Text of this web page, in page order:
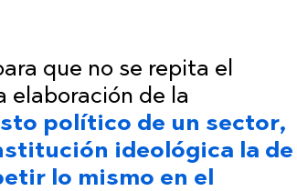
que no se repita el
elaboración de la
político de un sector,
ideológica la de
lo mismo en el